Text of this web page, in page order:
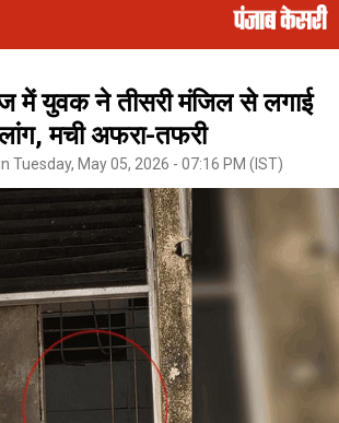
में युवक ने तीसरी मंजिल से लगाई
मची अफरा-तफरी
Tuesday, May 05, 2026 - 07:16 PM (IST)